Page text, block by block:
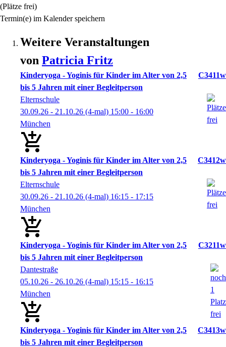
(Plätze frei)
Termin(e) im Kalender speichern
Weitere Veranstaltungen
von Patricia Fritz
Kinderyoga - Yoginis für Kinder im Alter von 2,5
bis 5 Jahren mit einer Begleitperson
C3411w
Elternschule
30.09.26 - 21.10.26 (4-mal) 15:00 - 16:00
München
Kinderyoga - Yoginis für Kinder im Alter von 2,5
bis 5 Jahren mit einer Begleitperson
C3412w
Elternschule
30.09.26 - 21.10.26 (4-mal) 16:15 - 17:15
München
Kinderyoga - Yoginis für Kinder im Alter von 2,5
bis 5 Jahren mit einer Begleitperson
C3211w
Dantestraße
05.10.26 - 26.10.26 (4-mal) 15:15 - 16:15
München
Kinderyoga - Yoginis für Kinder im Alter von 2,5
bis 5 Jahren mit einer Begleitperson
C3413w